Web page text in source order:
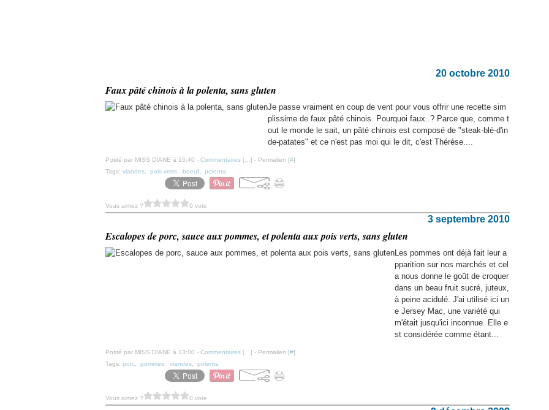
20 octobre 2010
Faux pâté chinois à la polenta, sans gluten
Je passe vraiment en coup de vent pour vous offrir une recette sim
plissime de faux pâté chinois. Pourquoi faux..? Parce que, comme t
out le monde le sait, un pâté chinois est composé de "steak-blé-d'in
de-patates" et ce n'est pas moi qui le dit, c'est Thérèse....
Posté par MISS DIANE à 16:40 - Commentaires [ ] - Permalien [#]
Tags: viandes pois verts boeuf polenta
Vous aimez ? 0 vote
3 septembre 2010
Escalopes de porc, sauce aux pommes, et polenta aux pois verts, sans gluten
Les pommes ont déjà fait leur a
pparition sur nos marchés et cel
a nous donne le goût de croquer
dans un beau fruit sucré, juteux,
à peine acidulé. J'ai utilisé ici un
e Jersey Mac, une variété qui
m'était jusqu'ici inconnue. Elle e
st considérée comme étant...
Posté par MISS DIANE à 13:00 - Commentaires [ ] - Permalien [#]
Tags: porc pommes viandes polenta
Vous aimez ? 0 vote